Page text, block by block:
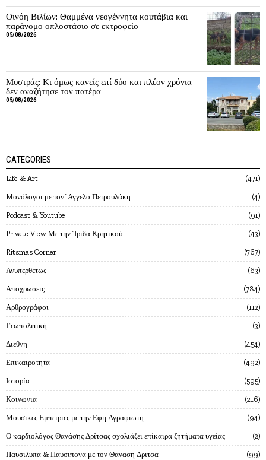
Οινόη Βιλίων: Θαμμένα νεογέννητα κουτάβια και
παράνομο οπλοστάσιο σε εκτροφείο
05/08/2026
Μυστράς: Κι όμως κανείς επί δύο και πλέον χρόνια
δεν αναζήτησε τον πατέρα
05/08/2026
CATEGORIES
Life & Art 471
Mονόλογοι με τον`Αγγελο Πετρουλάκη 4
Podcast & Youtube 91
Private View Με την`Ιριδα Κρητικού 43
Ritsmas Corner 767
Ανυπερθετως 63
Αποχρωσεις 784
Αρθρογράφοι 112
Γεωπολιτική 3
Διεθνη 454
Επικαιροτητα 492
Ιστορία 595
Κοινωνια 216
Μουσικες Εμπειριες με την Εφη Αγραφιωτη 94
Ο καρδιολόγος Θανάσης Δρίτσας σχολιάζει επίκαιρα ζητήματα υγείας 2
Παυσιλυπα & Παυσιπονα με τον Θαναση Δριτσα 99